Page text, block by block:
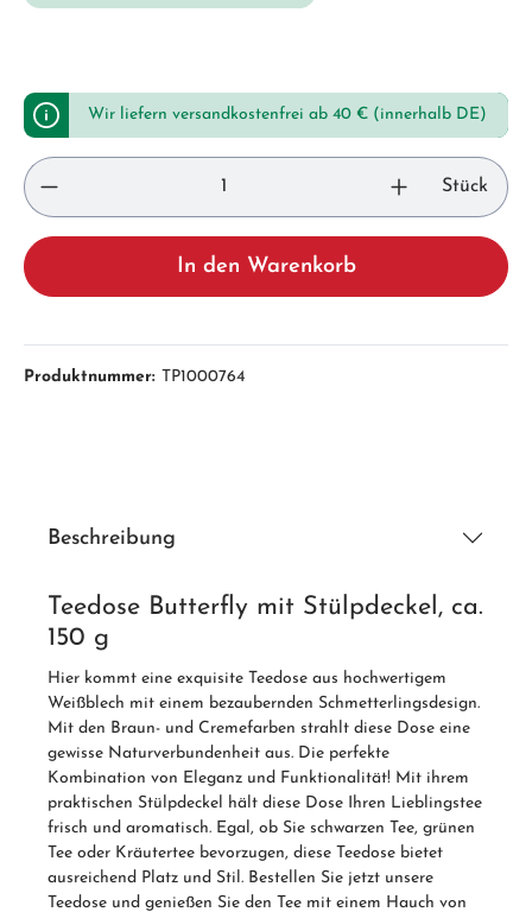
Wir liefern versandkostenfrei ab 40 € (innerhalb DE)
Stück
In den Warenkorb
Produktnummer: TP1000764
Beschreibung
Teedose Butterfly mit Stülpdeckel, ca.
150 g
Hier kommt eine exquisite Teedose aus hochwertigem
Weißblech mit einem bezaubernden Schmetterlingsdesign.
Mit den Braun- und Cremefarben strahlt diese Dose eine
gewisse Naturverbundenheit aus. Die perfekte
Kombination von Eleganz und Funktionalität! Mit ihrem
praktischen Stülpdeckel hält diese Dose Ihren Lieblingstee
frisch und aromatisch. Egal, ob Sie schwarzen Tee, grünen
Tee oder Kräutertee bevorzugen, diese Teedose bietet
ausreichend Platz und Stil. Bestellen Sie jetzt unsere
Teedose und genießen Sie den Tee mit einem Hauch von